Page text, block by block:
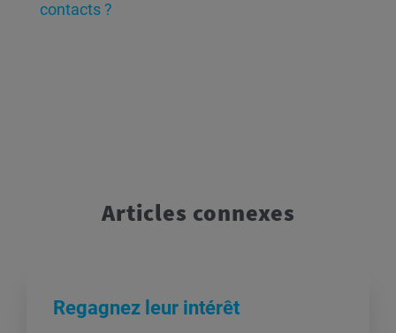
contacts ?
Articles connexes
Regagnez leur intérêt